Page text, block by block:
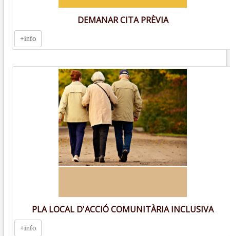
DEMANAR CITA PRÈVIA
+info
PLA LOCAL D'ACCIÓ COMUNITÀRIA INCLUSIVA
+info